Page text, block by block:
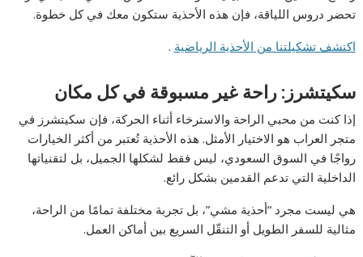
تحضر دروس اللياقة، فإن هذه الأحذية ستكون معك في كل خطوة.
اكتشف تشكيلتنا من الأحذية الرياضية .
سكيتشرز: راحة غير مسبوقة في كل مكان
إذا كنت من محبي الراحة والاسترخاء أثناء الحركة، فإن سكيتشرز في
متجر العراب هو الاختيار الأمثل. هذه الأحذية تُعتبر من أكثر الخيارات
رواجًا في السوق السعودي، ليس فقط لشكلها الجميل، بل لتقنياتها
الداخلية التي تدعم القدمين بشكل رائع.
هي ليست مجرد “أحذية مشي”، بل تجربة مختلفة تمامًا من الراحة،
مثالية للسفر الطويل أو التنقّل السريع بين أماكن العمل.